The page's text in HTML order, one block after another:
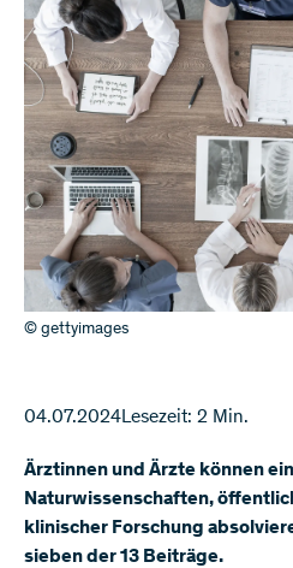
© gettyimages
04.07.2024Lesezeit: 2 Min.
Ärztinnen und Ärzte können
Naturwissenschaften,
klinischer Forschung
sieben der 13 Beiträge.